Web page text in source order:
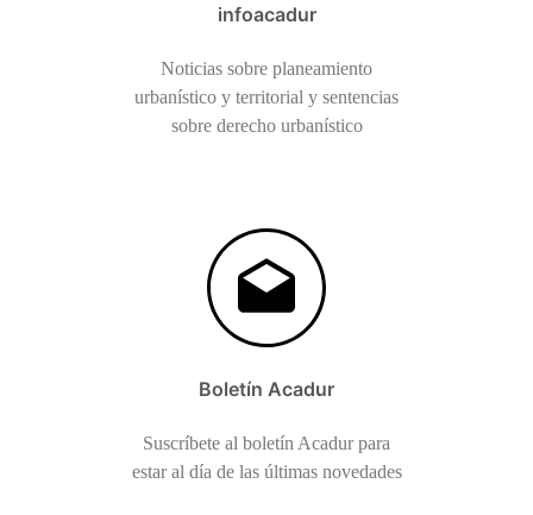
infoacadur
Noticias sobre planeamiento
urbanístico y territorial y sentencias
sobre derecho urbanístico
Boletín Acadur
Suscríbete al boletín Acadur para
estar al día de las últimas novedades